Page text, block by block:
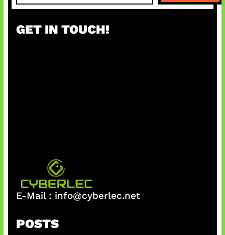
a
c
GET IN TOUCH!
E-Mail : info@cyberlec.net
POSTS